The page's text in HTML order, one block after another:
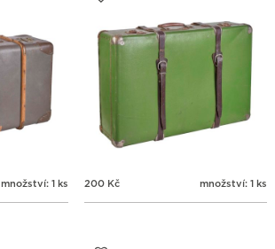
množství: 1 ks 200 Kč množství: 1 ks